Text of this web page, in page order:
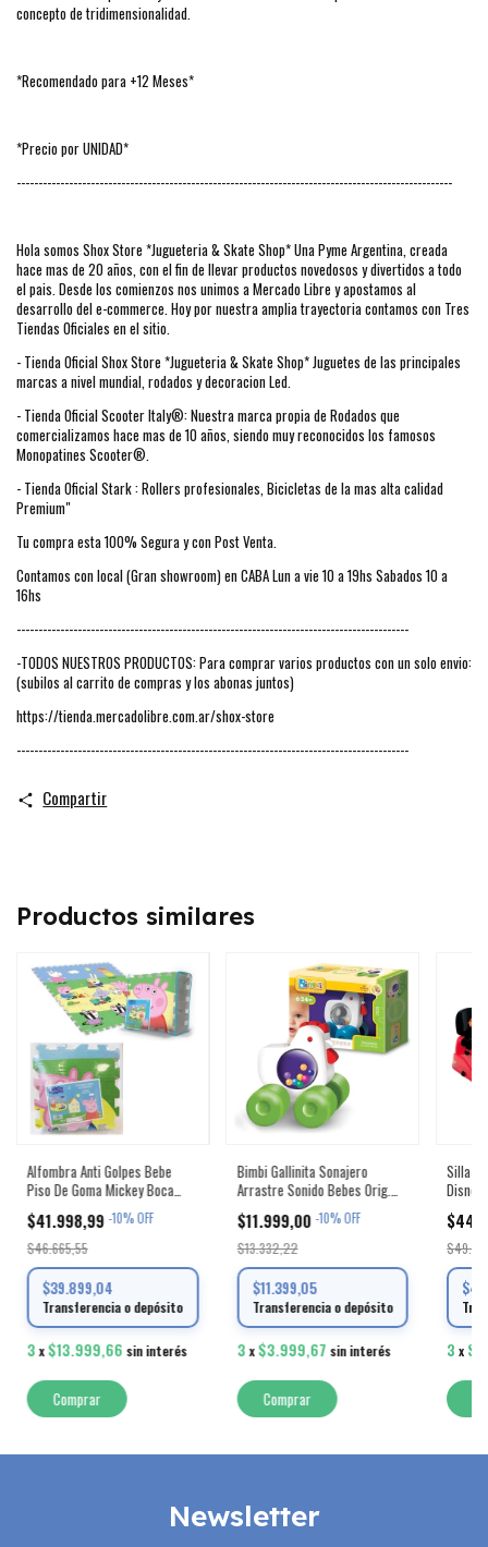
concepto de tridimensionalidad.
*Recomendado para +12 Meses*
*Precio por UNIDAD*
----------------------------------------------------------------------------------------------------
Hola somos Shox Store *Jugueteria & Skate Shop* Una Pyme Argentina, creada
hace mas de 20 años, con el fin de llevar productos novedosos y divertidos a todo
el pais. Desde los comienzos nos unimos a Mercado Libre y apostamos al
desarrollo del e-commerce. Hoy por nuestra amplia trayectoria contamos con Tres
Tiendas Oficiales en el sitio.
- Tienda Oficial Shox Store *Jugueteria & Skate Shop* Juguetes de las principales
marcas a nivel mundial, rodados y decoracion Led.
- Tienda Oficial Scooter Italy®: Nuestra marca propia de Rodados que
comercializamos hace mas de 10 años, siendo muy reconocidos los famosos
Monopatines Scooter®.
- Tienda Oficial Stark : Rollers profesionales, Bicicletas de la mas alta calidad
Premium"
Tu compra esta 100% Segura y con Post Venta.
Contamos con local (Gran showroom) en CABA Lun a vie 10 a 19hs Sabados 10 a
16hs
------------------------------------------------------------------------------------------
-TODOS NUESTROS PRODUCTOS: Para comprar varios productos con un solo envio:
(subilos al carrito de compras y los abonas juntos)
https://tienda.mercadolibre.com.ar/shox-store
------------------------------------------------------------------------------------------
Compartir
Productos similares
Alfombra Anti Golpes Bebe
Piso De Goma Mickey Boca
River
$41.998,99-10%OFF
$46.665,55
$39.899,04
Transferencia o depósito
3 x$13.999,66 sin interés
Comprar
Bimbi Gallinita Sonajero
Arrastre Sonido Bebes Orig.
Multicolor Gallinita
$11.999,00-10%OFF
$13.332,22
$11.399,05
Transferencia o depósito
3x$3.999,67 sin interés
Silla
Disney
3 x
Newsletter